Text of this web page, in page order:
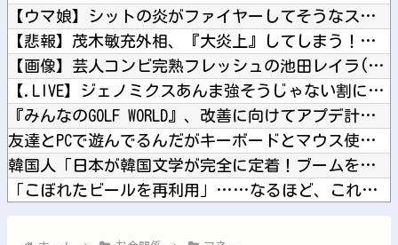
【ウマ娘】シットの炎がファイヤーしてそうなスティルインラブ（...
【悲報】茂木敏充外相、『大炎上』してしまう！！！！！！！他
【画像】芸人コンビ完熟フレッシュの池田レイラ(21)さん、や...
【.LIVE】ジェノミクスあんま強そうじゃない割に高そうとい...
『みんなのGOLF WORLD』、改善に向けてアプデ計画公表...
友達とPCで遊んでるんだがキーボードとマウス使った方がいいゲ...
韓国人「日本が韓国文学が完全に定着！ブームを超えて一つのジャ...
「こぼれたビールを再利用」……なるほど、これがKビールってヤ...
【にじさんじ】りかしぃ悲鳴が迫真すぎる他